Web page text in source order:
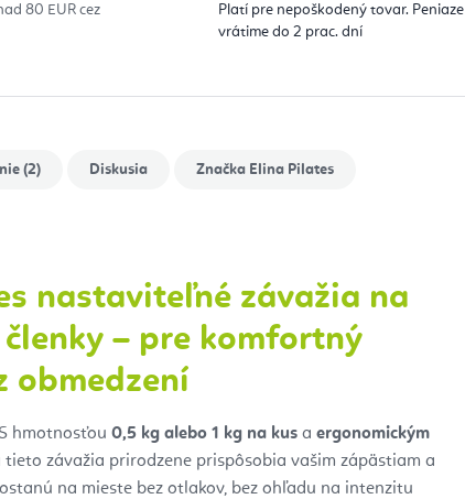
80 EUR cez
Platí pre nepoškodený tovar. Peniaze
vrátime do 2 prac. dní
(2) Diskusia Značka Elina Pilates
nastaviteľné závažia na
– pre komfortný
obmedzení
S hmotnosťou 0,5 kg alebo 1 kg na kus a ergonomickým
tieto závažia prirodzene prispôsobia vašim zápästiam a
na mieste bez otlakov, bez ohľadu na intenzitu